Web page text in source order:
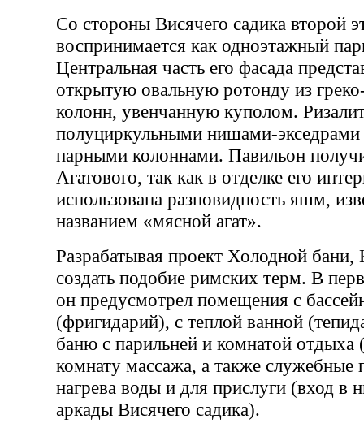
Со стороны Висячего садика второй
воспринимается как одноэтажный
Центральная часть его фасада
открытую овальную ротонду из
колонн, увенчанную куполом.
полуциркульными нишами-
парными колоннами. Павильон
Агатового, так как в отделке его
использована разновидность яшм,
названием «мясной агат».
Разрабатывая проект Холодной бани,
создать подобие римских терм. В
он предусмотрел помещения с
(фригидарий), с теплой ванной
баню с парильней и комнатой отдыха
комнату массажа, а также служебные
нагрева воды и для прислуги (вход в
аркады Висячего садика).